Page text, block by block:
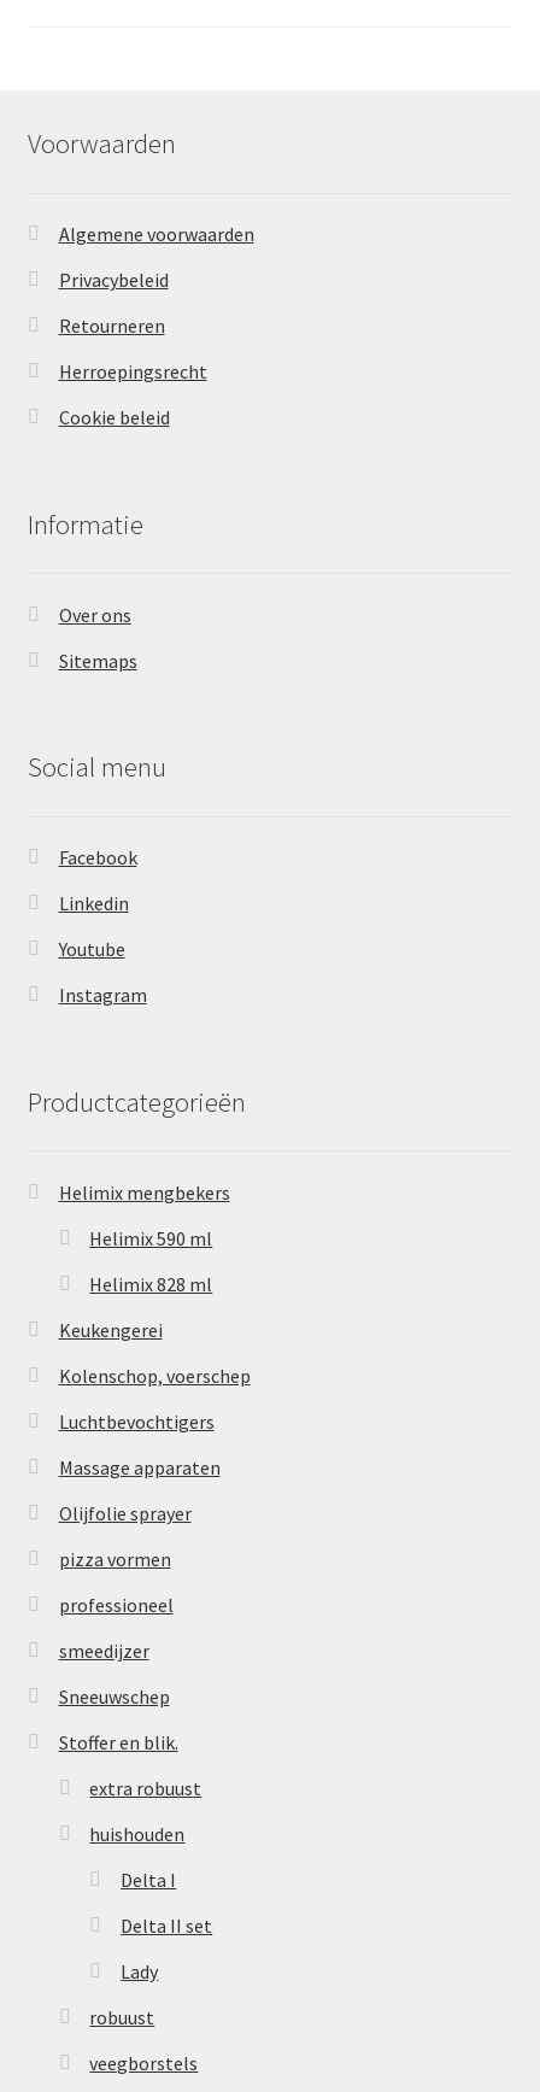
Voorwaarden
Algemene voorwaarden
Privacybeleid
Retourneren
Herroepingsrecht
Cookie beleid
Informatie
Over ons
Sitemaps
Social menu
Facebook
Linkedin
Youtube
Instagram
Productcategorieën
Helimix mengbekers
Helimix 590 ml
Helimix 828 ml
Keukengerei
Kolenschop, voerschep
Luchtbevochtigers
Massage apparaten
Olijfolie sprayer
pizza vormen
professioneel
smeedijzer
Sneeuwschep
Stoffer en blik.
extra robuust
huishouden
Delta I
Delta II set
Lady
robuust
veegborstels